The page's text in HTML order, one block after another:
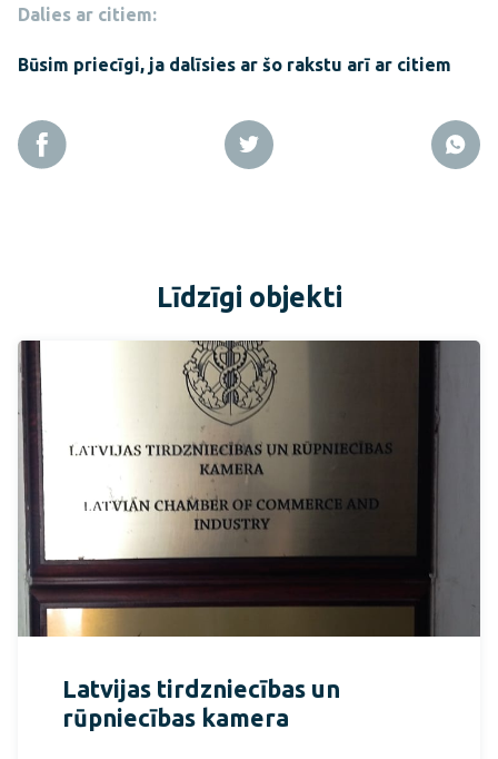
Dalies ar citiem:
Būsim priecīgi, ja dalīsies ar šo rakstu arī ar citiem
Līdzīgi objekti
Latvijas tirdzniecības un
rūpniecības kamera